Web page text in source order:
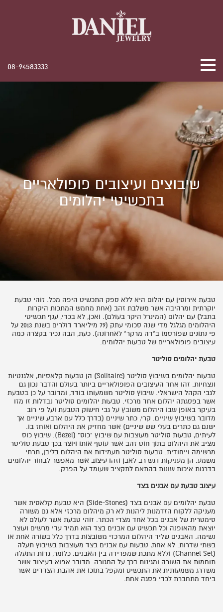
08-94583333
שיבוצים ועיצובים פופולאריים
בתכשיטי יהלומים
טבעת אירוסין עם יהלום היא ללא ספק התכשיט היפה מכל. זוהי טבעת
יוקרתית ומרהיבה אשר משלבת זהב (אחת מחמש המתכות היקרות
בתבל) עם יהלום (המינרל היקר בעולם). ואכן, לא בכדי, ענף תכשיטי
היהלומים מגלגל מדי שנה סכומי עתק (79 מיליארד דולרים בשנת 2013 על
פי נתונים שפורסמו ב"דה מרקר" לאחרונה). כעת, הבה נכיר בקצרה כמה
עיצובים פופולאריים של טבעות יהלומים.
טבעת יהלומים סוליטר
טבעות יהלומים בשיבוץ סוליטר (Solitaire) הן טבעות קלאסיות, אלגנטיות
ונצחיות. זהו אחד העיצובים הפופולאריים ביותר בעולם והדבר נכון גם
לגבי הקהל הישראלי. שיבוץ סוליטר משמעותו בודד, ומדובר על כן בטבעת
אשר בפסגתה יהלום אחד מרכזי. טבעות יהלומים סוליטר נבדלות זו מזו
בעיקר באופן שבו היהלום משובץ על גבי חישוק הטבעת ועל פי רוב
מדובר בשיבוץ שיניים. קרי, כתר שיניים (בדרך כלל עם ארבע שיניים אך
ישנם גם כתרים בעלי שש שיניים) אשר מחזיק את היהלום ואוחז בו.
לעיתים, טבעות סוליטר מעוצבות עם שיבוץ "כוס" (Bezel). שיבוץ כוס
מציב את היהלום בתוך חוט זהב אשר עוטף אותו ויוצר בכך טבעת סוליטר
מרשימה וייחודית. טבעות סוליטר מעמידות את היהלום בליבן, תרתי
משמע. הן מעניקות דגש רב לאבן וזהו עיצוב אשר מאפשר לבחור יהלומים
בדרגות איכות שונות בהתאם לתקציב שעומד על הפרק.
עיצוב טבעת עם אבנים בצד
טבעת יהלומים עם אבנים בצד (Side-Stones) היא טבעת קלאסית אשר
מעניקה ללקוח הזדמנות ליהנות לא רק מיהלום מרכזי אלא גם משורה
סימטרית של אבנים בכל אחד מצדי הכתר. זוהי טבעת אשר לעולם לא
יוצאת מהאופנה וכל תכשיט עם אבנים בצד הוא תמיד עדי מרשים ועוצר
נשימה. האבנים שליד היהלום המרכזי משובצות בדרך כלל בשורה אחת או
בשתי שדרות. לא אחת, טבעות עם אבנים בצד מעוצבות בשיבוץ תעלה
(
Channel Set) וללא מתכת שמפרידה בין האבנים. כלומר, גדות התעלה
תוחמות את השורה ומגינות בכך על החגורה. מדובר אפוא בעיצוב אשר
משדרג משמעותית את התכשיט ומקפל בתוכו את אהבת הצדדים אשר
ביחד מתחברת לכדי פסגה אחת.